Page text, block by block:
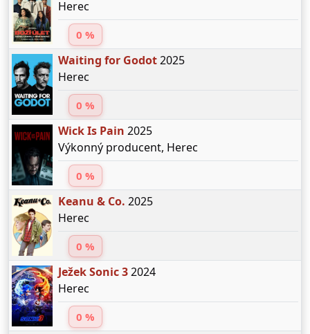
Herec
0 %
Waiting for Godot2025
Herec
0 %
Wick Is Pain 2025
Výkonný producent, Herec
0 %
Keanu & Co. 2025
Herec
0 %
Ježek Sonic 32024
Herec
0 %